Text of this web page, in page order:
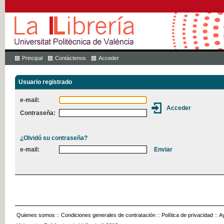
Principal Contáctenos Acceder
Usuario registrado
e-mail:
Contraseña:
¿Olvidó su contraseña?
e-mail:
Quienes somos :: Condiciones generales de contratación :: Política de privacidad ::